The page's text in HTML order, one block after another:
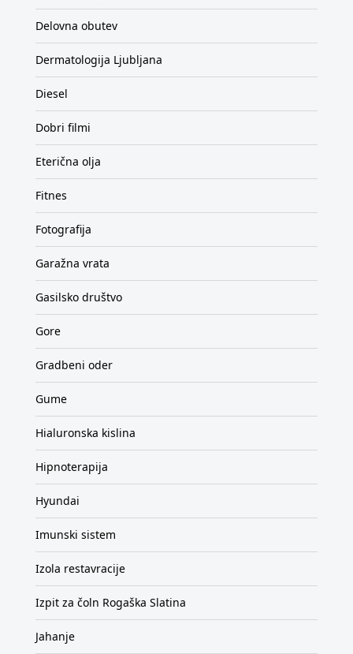
Delovna obutev
Dermatologija Ljubljana
Diesel
Dobri filmi
Eterična olja
Fitnes
Fotografija
Garažna vrata
Gasilsko društvo
Gore
Gradbeni oder
Gume
Hialuronska kislina
Hipnoterapija
Hyundai
Imunski sistem
Izola restavracije
Izpit za čoln Rogaška Slatina
Jahanje